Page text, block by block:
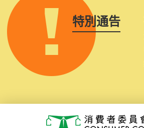
特別通告